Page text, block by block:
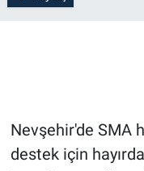
Nevşehir'de SMA
destek için
Röportaj